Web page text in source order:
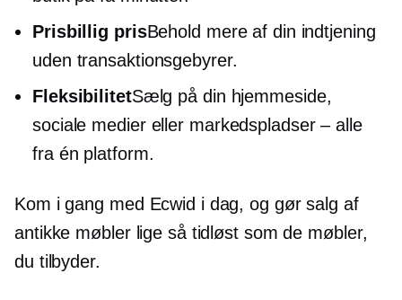
Prisbillig prisBehold mere af din indtjening
uden transaktionsgebyrer.
FleksibilitetSælg på din hjemmeside,
sociale medier eller markedspladser – alle
fra én platform.
Kom i gang med Ecwid i dag, og gør salg af
antikke møbler lige så tidløst som de møbler,
du tilbyder.